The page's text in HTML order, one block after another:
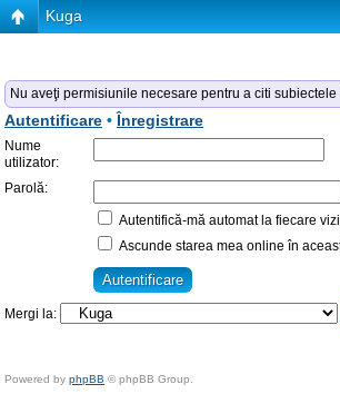
Kuga
Nu aveţi permisiunile necesare pentru a citi
Autentificare • Înregistrare
Nume
utilizator:
Parolă:
Autentifică-mă automat la fiecare
Ascunde starea mea online în
Mergi la:
Powered by phpBB © phpBB Group.